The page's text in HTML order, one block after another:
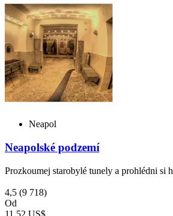
Neapol
Neapolské podzemí
Prozkoumej starobylé tunely a prohlédni si
4,5 (9 718)
Od
11,52 US$